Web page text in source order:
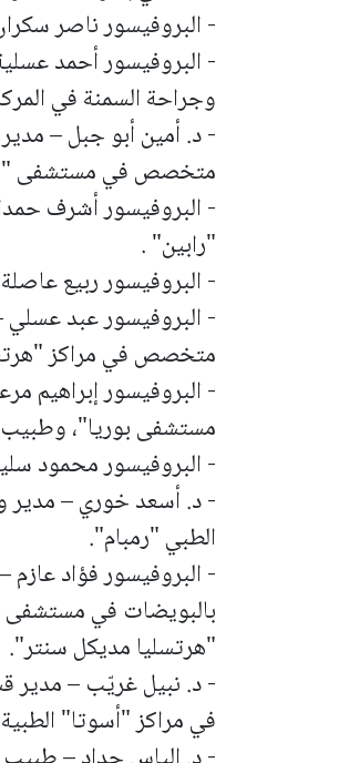
- البروفيسور ناصر
- البروفيسور أحمد
وجراحة السمنة في
- د. أمين أبو جبل –
متخصص في مستشفى
- البروفيسور أشرف
"رابين" .
- البروفيسور ربيع
- البروفيسور عبد
متخصص في مراكز
- البروفيسور إبراهيم
مستشفى بوريا"،
- البروفيسور محمود
- د. أسعد خوري – مدير
الطبي "رمبام".
- البروفيسور فؤاد
بالبويضات في
"هرتسليا مديكل سنتر".
- د. نبيل غريّب – مدير
في مراكز "أسوتا"